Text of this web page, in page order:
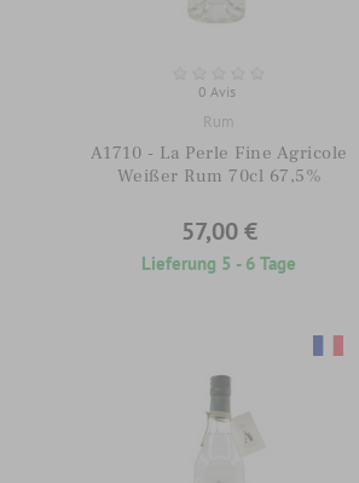
0 Avis
Rum
A1710 - La Perle Fine Agricole
Weißer Rum 70cl 67,5%
57,00 €
Lieferung 5 - 6 Tage